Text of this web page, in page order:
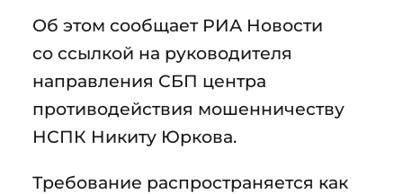
Об этом сообщает РИА Новости
со ссылкой на руководителя
направления СБП центра
противодействия мошенничеству
НСПК Никиту Юркова.
Требование распространяется как